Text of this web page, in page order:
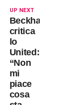
UP NEXT
Beckham
critica
lo
United:
“Non
mi
piace
cosa